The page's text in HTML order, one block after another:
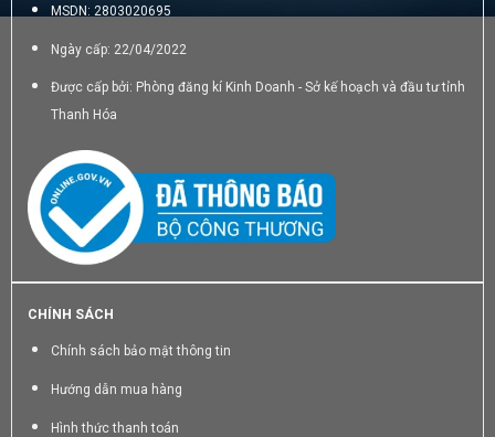
MSDN: 2803020695
Ngày cấp: 22/04/2022
Được cấp bởi: Phòng đăng kí Kinh Doanh - Sở kế hoạch và đầu tư tỉnh
Thanh Hóa
CHÍNH SÁCH
Chính sách bảo mật thông tin
Hướng dẫn mua hàng
Hình thức thanh toán